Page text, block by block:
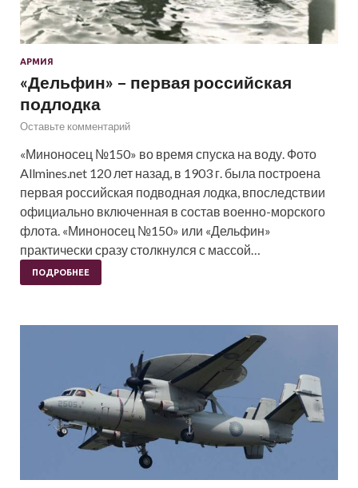
АРМИЯ
«Дельфин» – первая российская
подлодка
Оставьте комментарий
«Миноносец №150» во время спуска на воду. Фото
Allmines.net 120 лет назад, в 1903 г. была построена
первая российская подводная лодка, впоследствии
официально включенная в состав военно-морского
флота. «Миноносец №150» или «Дельфин»
практически сразу столкнулся с массой…
ПОДРОБНЕЕ